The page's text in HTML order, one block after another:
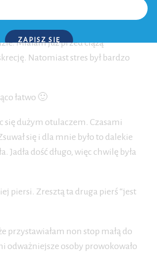
Miałam już przed ciążą
Natomiast stres był bardzo
łatwo 🙂
się dużym otulaczem. Czasami
się i dla mnie było to dalekie
Jadła dość długo, więc chwilę była
piersi. Zresztą ta druga pierś “jest
przystawiałam non stop małą do
odważniejsze osoby prowokowało
ZAPISZ SIĘ
chwili możesz wypisać się z kursu.